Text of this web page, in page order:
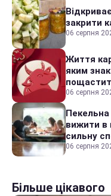
закрити
06 серпня
Життя
яким
06 серпня
Пекельна
вижити в
сильну
06 серпня
Більше цікавого